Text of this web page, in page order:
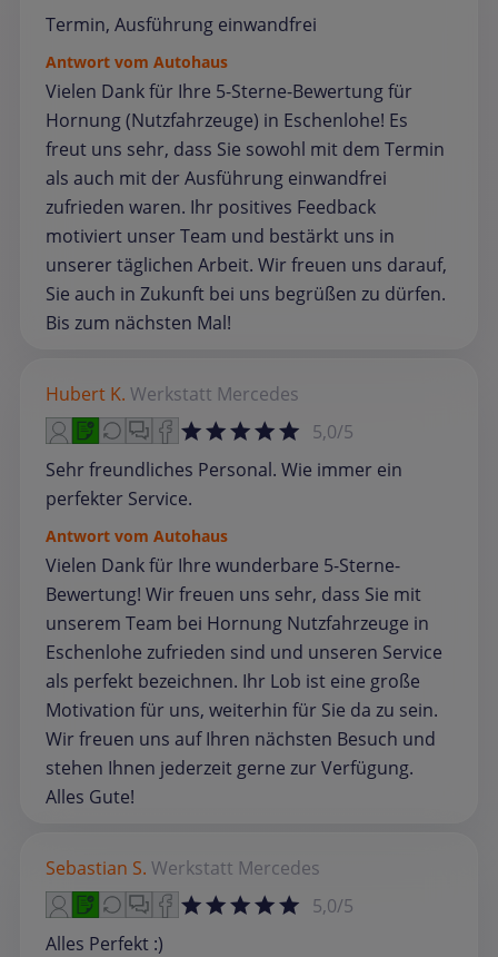
Termin, Ausführung einwandfrei
Antwort vom Autohaus
Vielen Dank für Ihre 5-Sterne-Bewertung für
Hornung (Nutzfahrzeuge) in Eschenlohe! Es
freut uns sehr, dass Sie sowohl mit dem Termin
als auch mit der Ausführung einwandfrei
zufrieden waren. Ihr positives Feedback
motiviert unser Team und bestärkt uns in
unserer täglichen Arbeit. Wir freuen uns darauf,
Sie auch in Zukunft bei uns begrüßen zu dürfen.
Bis zum nächsten Mal!
Hubert K. Werkstatt Mercedes
5,0/5
Sehr freundliches Personal. Wie immer ein
perfekter Service.
Antwort vom Autohaus
Vielen Dank für Ihre wunderbare 5-Sterne-
Bewertung! Wir freuen uns sehr, dass Sie mit
unserem Team bei Hornung Nutzfahrzeuge in
Eschenlohe zufrieden sind und unseren Service
als perfekt bezeichnen. Ihr Lob ist eine große
Motivation für uns, weiterhin für Sie da zu sein.
Wir freuen uns auf Ihren nächsten Besuch und
stehen Ihnen jederzeit gerne zur Verfügung.
Alles Gute!
Sebastian S. Werkstatt Mercedes
5,0/5
Alles Perfekt :)